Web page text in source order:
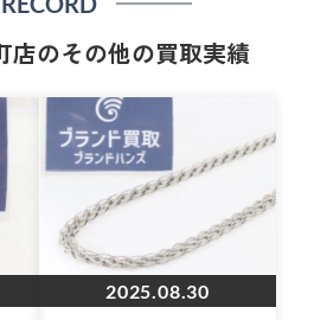
店のその他の買取実績
2025.08.30